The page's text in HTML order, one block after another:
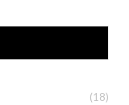
(18)